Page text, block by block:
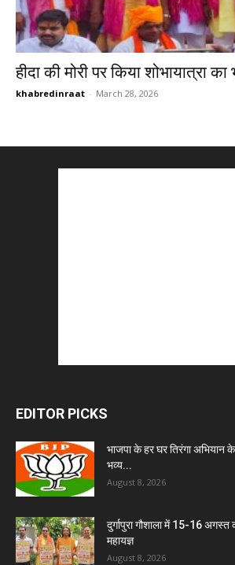
हीदा की मोरी पर किया शोभायात्रा
khabredinraat - March 28, 2026
EDITOR PICKS
भाजपा के हर घर तिरंगा अभियान
भव्य...
August 8, 2026
दुर्गापुरा गौशाला में 15-16 अगस्त
महायज्ञ
August 8, 2026